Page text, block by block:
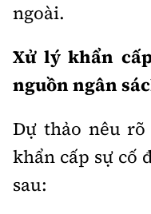
chấp thuận bằng văn
Thông tin tòa
soạn
ngoài.
Xử lý khẩn
nguồn ngân
Dự thảo nêu
khẩn cấp sự cố
sau: